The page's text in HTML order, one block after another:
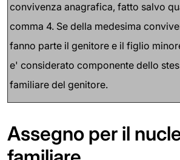
convivenza anagrafica, fatto salvo
comma 4. Se della medesima
fanno parte il genitore e il figlio
e' considerato componente dello
familiare del genitore.
Assegno per il